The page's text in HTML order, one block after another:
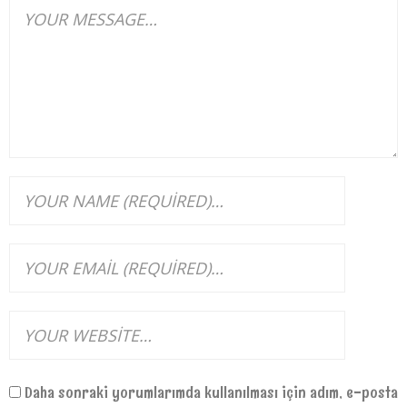
Daha sonraki yorumlarımda kullanılması için adım, e-posta